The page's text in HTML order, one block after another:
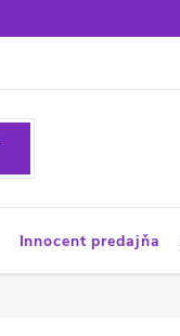
Innocent predajňa